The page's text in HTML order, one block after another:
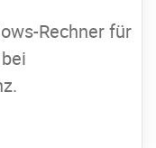
Rechner für